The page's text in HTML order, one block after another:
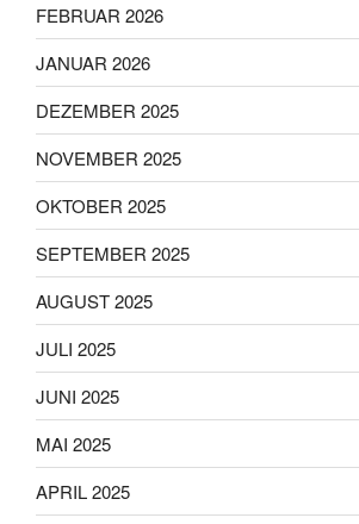
FEBRUAR 2026
JANUAR 2026
DEZEMBER 2025
NOVEMBER 2025
OKTOBER 2025
SEPTEMBER 2025
AUGUST 2025
JULI 2025
JUNI 2025
MAI 2025
APRIL 2025